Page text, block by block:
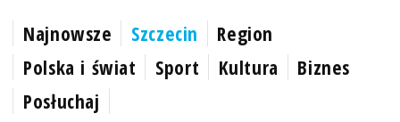
Najnowsze Szczecin
Region
Polska i świat
Sport Kultura
Biznes
Posłuchaj